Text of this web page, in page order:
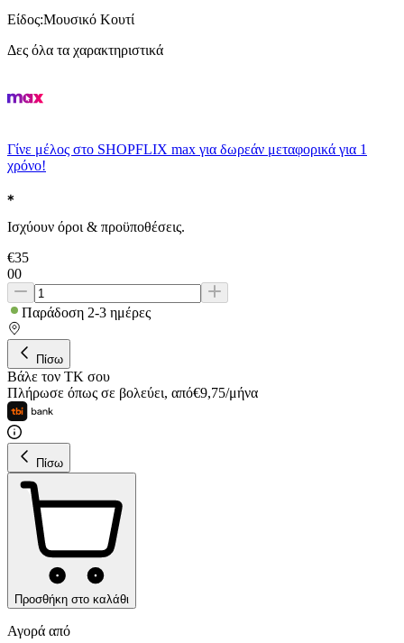
Είδος:Μουσικό Κουτί
Δες όλα τα χαρακτηριστικά
Γίνε μέλος στο SHOPFLIX max για δωρεάν μεταφορικά για 1
χρόνο!
Ισχύουν όροι & προϋποθέσεις.
€35
00
Παράδοση 2-3 ημέρες
Πίσω
Βάλε τον ΤΚ σου
Πλήρωσε όπως σε βολεύει, από€9,75/μήνα
Πίσω
Προσθήκη στο καλάθι
Αγορά από